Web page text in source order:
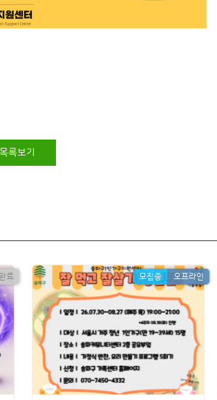
목록보기
료 모집중 오프라인